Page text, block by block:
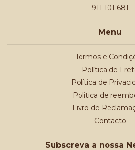
911 101 681
Menu
Termos e
Política de
Política de
Politica de
Livro de
Contacto
Subscreva a nossa